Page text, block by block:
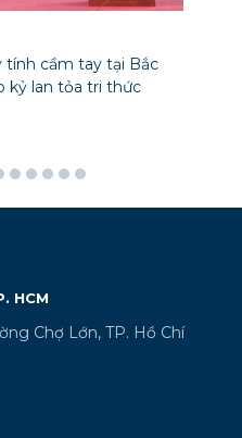
tính cầm tay tại Bắc
kỷ lan tỏa tri thức
HCM
Chợ Lớn, TP. Hồ Chí